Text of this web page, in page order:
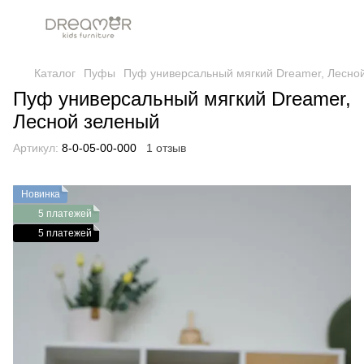
Каталог Пуфы Пуф универсальный мягкий Dreamer,
Пуф универсальный мягкий Dreamer,
Лесной зеленый
Артикул: 8-0-05-00-000 1 отзыв
Новинка
5 платежей
5 платежей